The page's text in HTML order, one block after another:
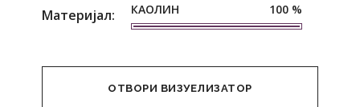
Материјал: КАОЛИН 100 %
ОТВОРИ ВИЗУЕЛИЗАТОР